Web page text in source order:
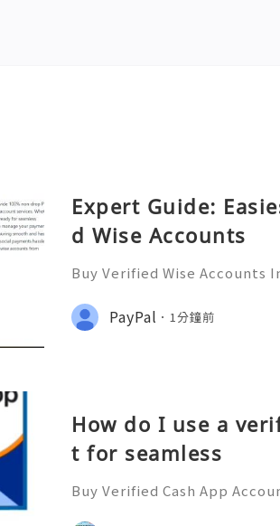
Expert Guide:
d Wise Accounts
Buy Verified Wise
y, sending money across
r Wise, the innovative p
PayPal 1分鐘前
How do I use a
t for seamless
Buy Verified Cash App